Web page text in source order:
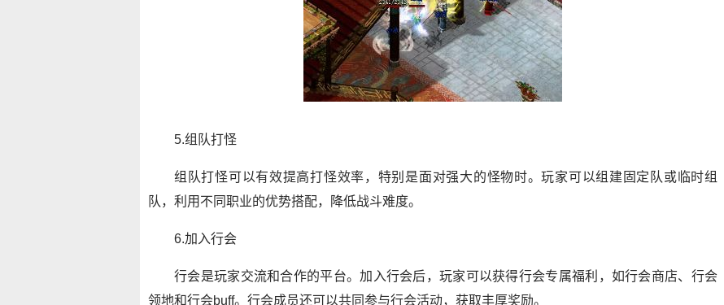
5.组队打怪
组队打怪可以有效提高打怪效率，特别是面对强大的怪物时。玩家可以组建固定队或临时组
队，利用不同职业的优势搭配，降低战斗难度。
6.加入行会
行会是玩家交流和合作的平台。加入行会后，玩家可以获得行会专属福利，如行会商店、行会
领地和行会buff。行会成员还可以共同参与行会活动，获取丰厚奖励。